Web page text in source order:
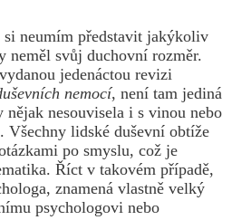
neumím představit jakýkoliv
neměl svůj duchovní rozměr.
jedenáctou revizi
nemocí, není tam jediná
nějak nesouvisela i s vinou nebo
Všechny lidské duševní obtíže
po smyslu, což je
Říct v takovém případě,
znamená vlastně velký
psychologovi nebo